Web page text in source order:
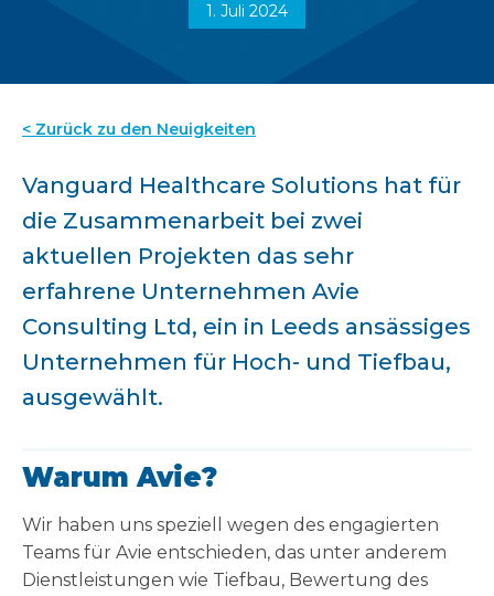
1. Juli 2024
< Zurück zu den Neuigkeiten
Vanguard Healthcare Solutions hat für
die Zusammenarbeit bei zwei
aktuellen Projekten das sehr
erfahrene Unternehmen Avie
Consulting Ltd, ein in Leeds ansässiges
Unternehmen für Hoch- und Tiefbau,
ausgewählt.
Warum Avie?
Wir haben uns speziell wegen des engagierten
Teams für Avie entschieden, das unter anderem
Dienstleistungen wie Tiefbau, Bewertung des